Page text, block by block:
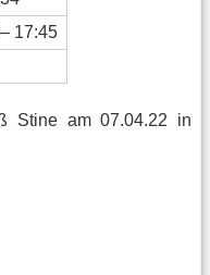
17:45
Stine am 07.04.22 in